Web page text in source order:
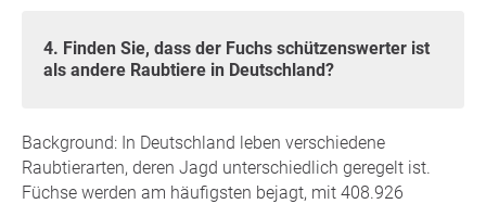
4. Finden Sie, dass der Fuchs schützenswerter ist
als andere Raubtiere in Deutschland?
Background: In Deutschland leben verschiedene
Raubtierarten, deren Jagd unterschiedlich geregelt ist.
Füchse werden am häufigsten bejagt, mit 408.926